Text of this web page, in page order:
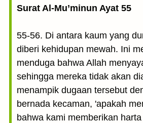
Surat Al-Mu’minun Ayat 55
55-56. Di antara kaum yang
diberi kehidupan mewah. Ini
menduga bahwa Allah
sehingga mereka tidak akan
menampik dugaan tersebut
bernada kecaman, 'apakah
bahwa kami memberikan